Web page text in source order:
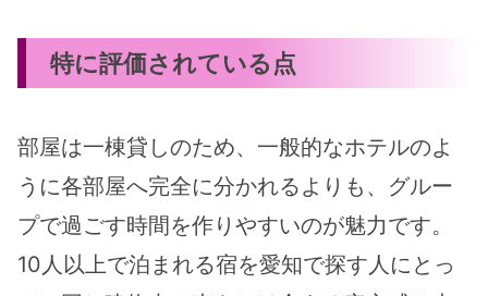
特に評価されている点
部屋は一棟貸しのため、一般的なホテルのよ
うに各部屋へ完全に分かれるよりも、グルー
プで過ごす時間を作りやすいのが魅力です。
10人以上で泊まれる宿を愛知で探す人にとっ